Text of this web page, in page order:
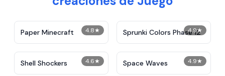
4.8★
Paper Minecraft 4.9★
Sprunki Colors Phase 12
4.6★
Shell Shockers 4.9★
Space Waves